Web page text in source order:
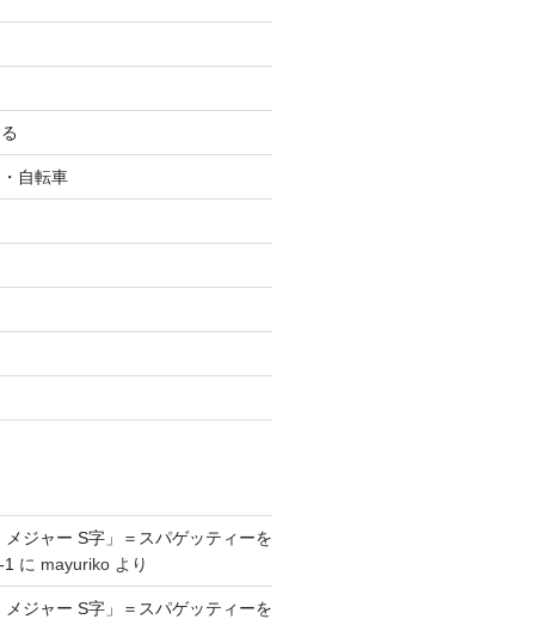
自転車
メジャー S字」＝スパゲッティーを
に mayurikoより
メジャー S字」＝スパゲッティーを